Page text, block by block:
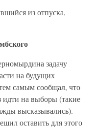
из отпуска,
задачу
на будущих
самым сообщал, что
идти на выборы (такие
высказывались).
оставить для этого